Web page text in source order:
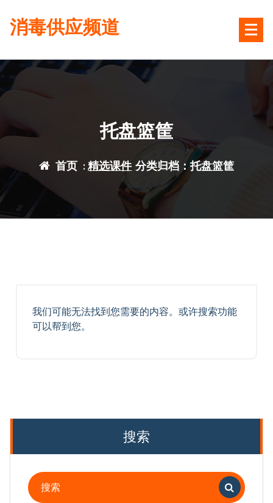
容
消毒供应频道
托盘篮筐
首页 :精选课件 分类归档：托盘篮筐
我们可能无法找到您需要的内容。或许搜索功能
可以帮到您。
搜索
搜
索：